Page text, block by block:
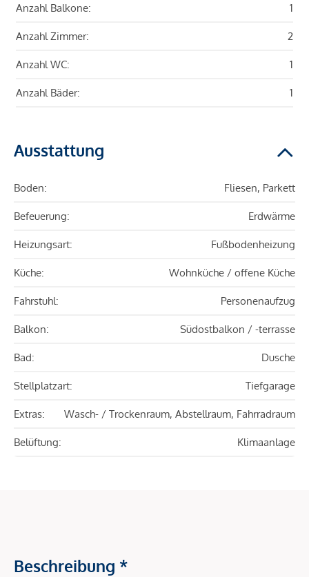
Anzahl Balkone: 1
Anzahl Zimmer: 2
Anzahl WC: 1
Anzahl Bäder: 1
Ausstattung
Boden: Fliesen, Parkett
Befeuerung: Erdwärme
Heizungsart: Fußbodenheizung
Küche: Wohnküche / offene Küche
Fahrstuhl: Personenaufzug
Balkon: Südostbalkon / -terrasse
Bad: Dusche
Stellplatzart: Tiefgarage
Extras: Wasch- / Trockenraum, Abstellraum, Fahrradraum
Belüftung: Klimaanlage
Beschreibung *